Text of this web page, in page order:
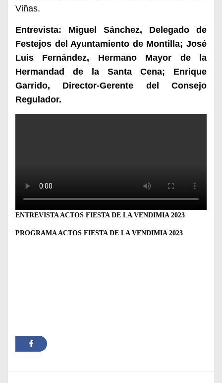
Viñas.
Entrevista: Miguel Sánchez, Delegado de
Festejos del Ayuntamiento de Montilla; José
Luis Fernández, Hermano Mayor de la
Hermandad de la Santa Cena; Enrique
Garrido, Director-Gerente del Consejo
Regulador.
ENTREVISTA ACTOS FIESTA DE LA VENDIMIA 2023
PROGRAMA ACTOS FIESTA DE LA VENDIMIA 2023